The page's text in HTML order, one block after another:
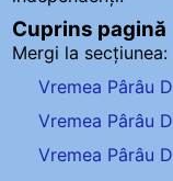
Cuprins pagină
Mergi la secțiunea:
Vremea Pârâu
Vremea Pârâu
Vremea Pârâu